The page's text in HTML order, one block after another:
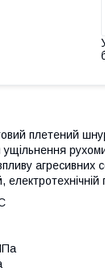
плетений
агресивних